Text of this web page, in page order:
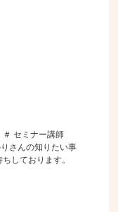
セミナー講師
さんの知りたい事
しております。